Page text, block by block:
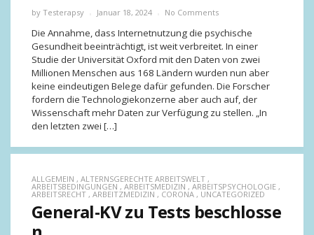
by Testerapsy Januar 18, 2024 No Comments
Die Annahme, dass Internetnutzung die psychische
Gesundheit beeinträchtigt, ist weit verbreitet. In einer
Studie der Universität Oxford mit den Daten von zwei
Millionen Menschen aus 168 Ländern wurden nun aber
keine eindeutigen Belege dafür gefunden. Die Forscher
fordern die Technologiekonzerne aber auch auf, der
Wissenschaft mehr Daten zur Verfügung zu stellen. „In
den letzten zwei […]
ALLGEMEIN , ALTERNSGERECHTE ARBEITSWELT ,
ARBEITSBEDINGUNGEN , ARBEITSMEDIZIN , ARBEITSPSYCHOLOGIE ,
ARBEITSRECHT , ARBEITZMEDIZIN , CORONA , UNCATEGORIZED
General-KV zu Tests beschlosse